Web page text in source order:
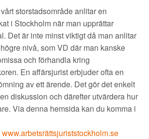
storstadsområde anlitar en
i Stockholm när man upprättar
Det är inte minst viktigt då man anlitar
nivå, som VD där man kanske
och förhandla kring
En affärsjurist erbjuder ofta en
av ett ärende. Det gör det enkelt
diskussion och därefter utvärdera hur
Via denna hemsida kan du komma i
www.arbetsrättsjuriststockholm.se